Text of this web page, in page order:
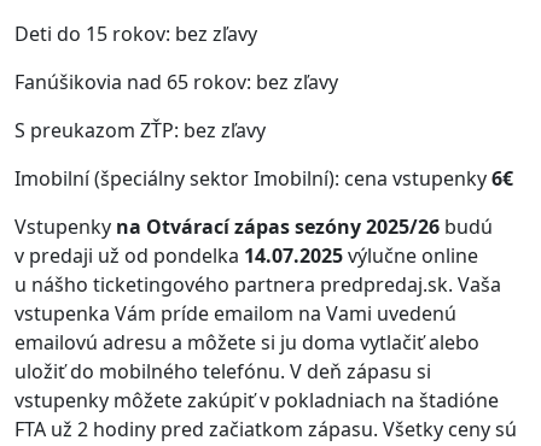
Deti do 15 rokov: bez zľavy
Fanúšikovia nad 65 rokov: bez zľavy
S preukazom ZŤP: bez zľavy
Imobilní (špeciálny sektor Imobilní): cena vstupenky6€
Vstupenky na Otvárací zápas sezóny 2025/26 budú
v predaji už od pondelka 14.07.2025výlučne online
u nášho ticketingového partnera predpredaj.sk. Vaša
vstupenka Vám príde emailom na Vami uvedenú
emailovú adresu a môžete si ju doma vytlačiť alebo
uložiť do mobilného telefónu. V deň zápasu si
vstupenky môžete zakúpiť v pokladniach na štadióne
FTA už 2 hodiny pred začiatkom zápasu. Všetky ceny sú